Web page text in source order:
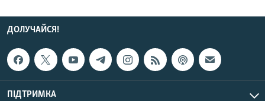
ДОЛУЧАЙСЯ!
ПІДТРИМКА